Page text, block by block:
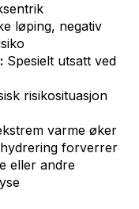
løping, negativ
Spesielt utsatt ved
risikosituasjon
varme øker
forverrer
eller andre